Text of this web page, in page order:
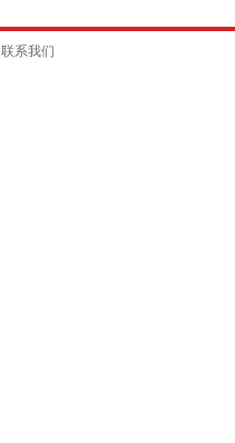
联系我们